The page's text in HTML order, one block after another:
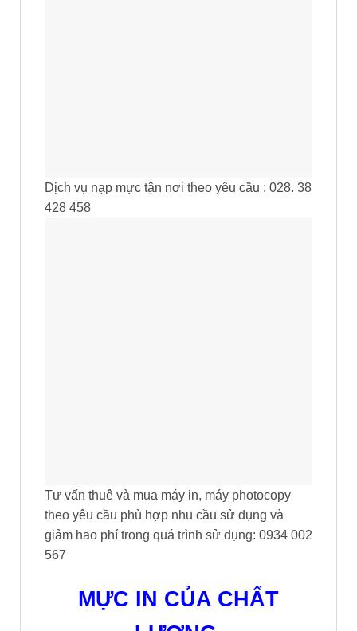
Dịch vụ nạp mực tận nơi theo yêu cầu : 028. 38
428 458
Tư vấn thuê và mua máy in, máy photocopy
theo yêu cầu phù hợp nhu cầu sử dụng và
giảm hao phí trong quá trình sử dụng: 0934 002
567
MỰC IN CỦA CHẤT